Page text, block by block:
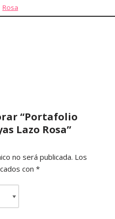
Rosa
“Portafolio
Lazo Rosa”
no será publicada. Los
con *